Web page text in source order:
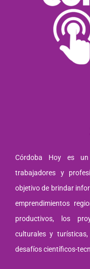
Córdoba Hoy es
trabajadores y
objetivo de brindar
emprendimientos
productivos, los
culturales y
desafíos científicos-